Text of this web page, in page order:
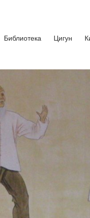
Библиотека Цигун